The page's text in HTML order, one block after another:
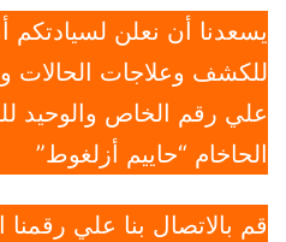
يسعدنا أن نعلن لسيادتكم
للكشف وعلاجات الحالات
علي رقم الخاص والوحيد
الحاخام “حاييم أزلغوط”
قم بالاتصال بنا علي رقمنا